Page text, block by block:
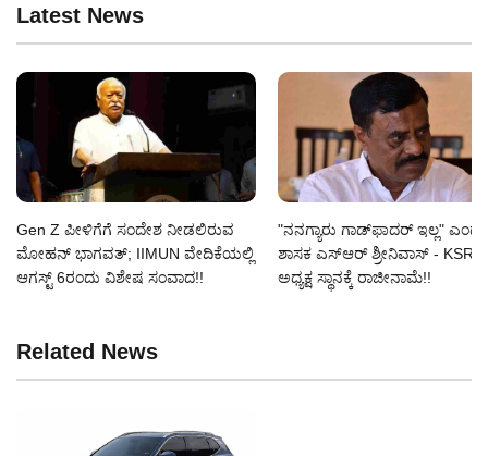
Latest News
Gen Z ಪೀಳಿಗೆಗೆ ಸಂದೇಶ ನೀಡಲಿರುವ
ಮೋಹನ್ ಭಾಗವತ್; IIMUN ವೇದಿಕೆಯಲ್ಲಿ
ಆಗಸ್ಟ್ 6ರಂದು ವಿಶೇಷ ಸಂವಾದ!!
"ನನಗ್ಯಾರು ಗಾಡ್‌ಫಾದರ್ ಇಲ್ಲ" ಎಂದ
ಶಾಸಕ ಎಸ್‌ಆರ್‌ ಶ್ರೀನಿವಾಸ್‌ -
ಅಧ್ಯಕ್ಷ ಸ್ಥಾನಕ್ಕೆ ರಾಜೀನಾಮೆ!!
Related News